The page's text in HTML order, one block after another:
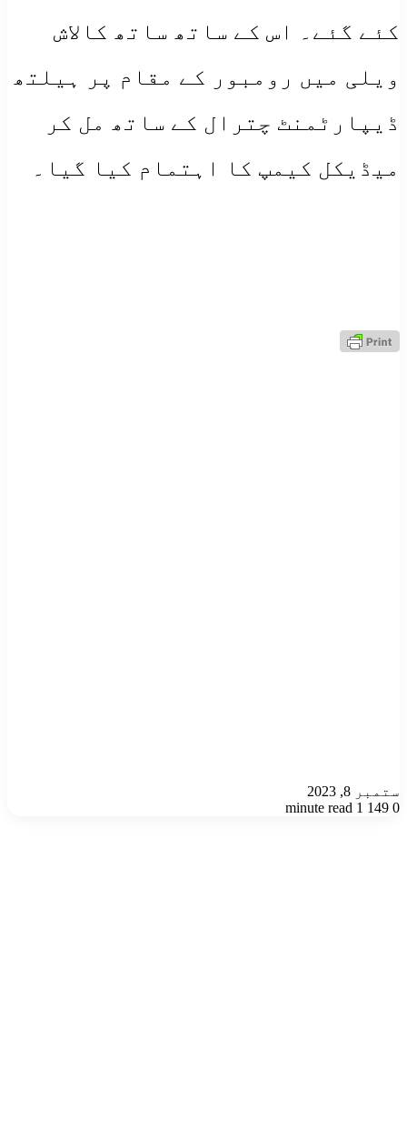
کئے گئے۔ اس کے ساتھ ساتھ کالاش
ویلی میں رومبور کے مقام پر ہیلتھ
ڈیپارٹمنٹ چترال کے ساتھ مل کر
میڈیکل کیمپ کا اہتمام کیا گیا۔
ستمبر 8, 2023
0
1 minute read